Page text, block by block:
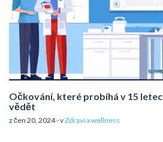
Očkování, které probíhá v 15
vědět
z čen 20, 2024 - vZdraví a wellness